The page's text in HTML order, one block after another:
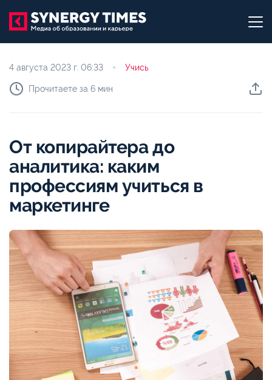
4 августа 2023 г. 06:33 Учись
Прочитаете за 6 мин
От копирайтера до
аналитика: каким
профессиям учиться в
маркетинге